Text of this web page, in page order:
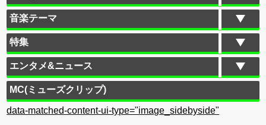
音楽テーマ
特集
エンタメ&ニュース
MC(ミューズクリップ)
data-matched-content-ui-type="image_sidebyside"